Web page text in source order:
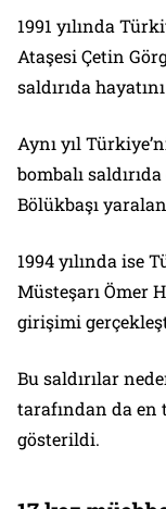
1991 yılında
Ataşesi Çetin
saldırıda
Aynı yıl
bombalı
Bölükbaşı
1994 yılında ise
Müsteşarı Ömer
girişimi
Bu saldırılar
tarafından da en
gösterildi.